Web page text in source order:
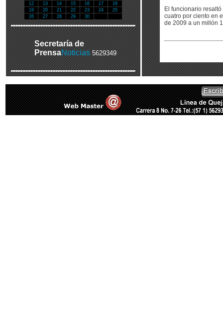
12
13 14 15 16 17
18
19
20 21 22 23 24
25
26
27 28 29 30
Secretaría de
PrensaNoticias 5629349
El funcionario
cuatro por ciento en
de 2009 a un millón